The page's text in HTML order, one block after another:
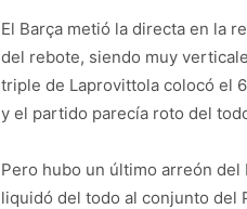
El Barça metió la directa en la
del rebote, siendo muy
triple de Laprovittola colocó el
y el partido parecía roto del
Pero hubo un último arreón
liquidó del todo al conjunto del